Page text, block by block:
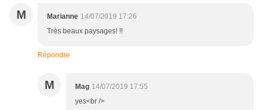
M Marianne 14/07/2019 17:26
Très beaux paysages! !!
Répondre
M Mag 14/07/2019 17:55
yes<br />